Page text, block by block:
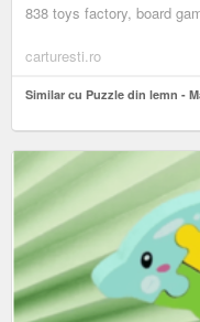
838 toys factory, board
carturesti.ro
Similar cu Puzzle din lemn -